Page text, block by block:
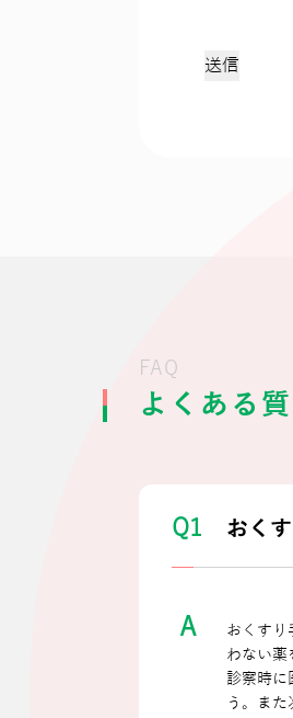
FAQ
よくある質
Q1 おく
A
おくすり
わない薬
診察時に
う。ま